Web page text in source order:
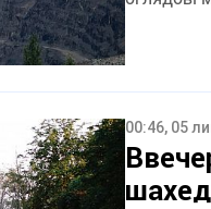
00:46, 05